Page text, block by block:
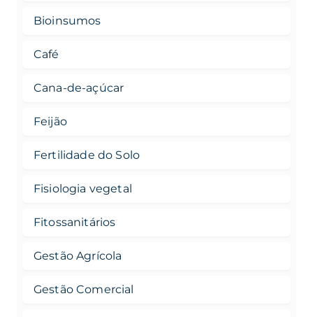
Bioinsumos
Café
Cana-de-açúcar
Feijão
Fertilidade do Solo
Fisiologia vegetal
Fitossanitários
Gestão Agrícola
Gestão Comercial